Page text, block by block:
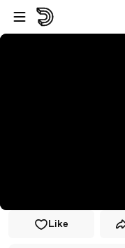
Passer au player
Passer au contenu
Like